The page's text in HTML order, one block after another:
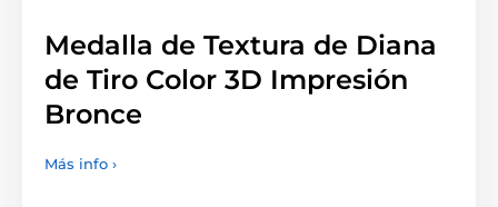
Medalla de Textura de Diana
de Tiro Color 3D Impresión
Bronce
Más info ›